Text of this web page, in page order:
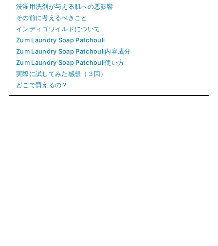
洗濯用洗剤が与える肌への悪影響
その前に考えるべきこと
インディゴワイルドについて
Zum Laundry Soap Patchouli
Zum Laundry Soap Patchouli内容成分
Zum Laundry Soap Patchouli使い方
実際に試してみた感想（３回）
どこで買えるの？